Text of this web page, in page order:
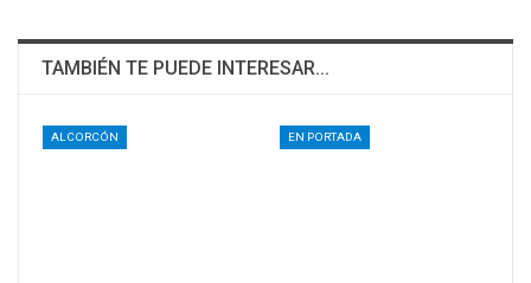
TAMBIÉN TE PUEDE INTERESAR...
ALCORCÓN EN PORTADA